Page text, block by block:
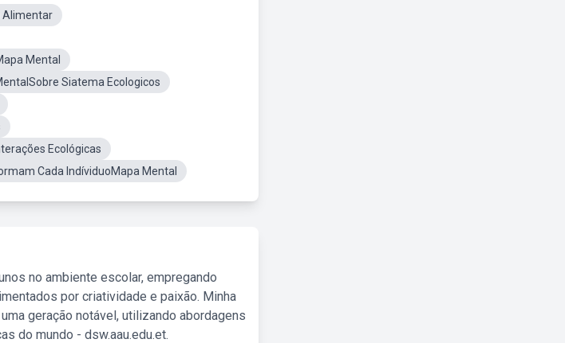
Alimentar
Mental
Siatema Ecologicos
Ecológicas
Cada IndíviduoMapa Mental
no ambiente escolar, empregando
por criatividade e paixão. Minha
geração notável, utilizando abordagens
do mundo - dsw.aau.edu.et.